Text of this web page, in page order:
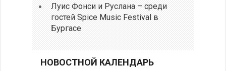
Луис Фонси и Руслана – среди
гостей Spice Music Festival в
Бургасе
НОВОСТНОЙ КАЛЕНДАРЬ